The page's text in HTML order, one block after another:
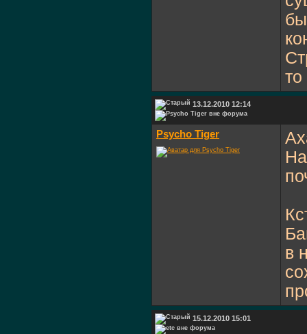
13.12.2010 12:14
Psycho Tiger
в
15.12.2010 15:01